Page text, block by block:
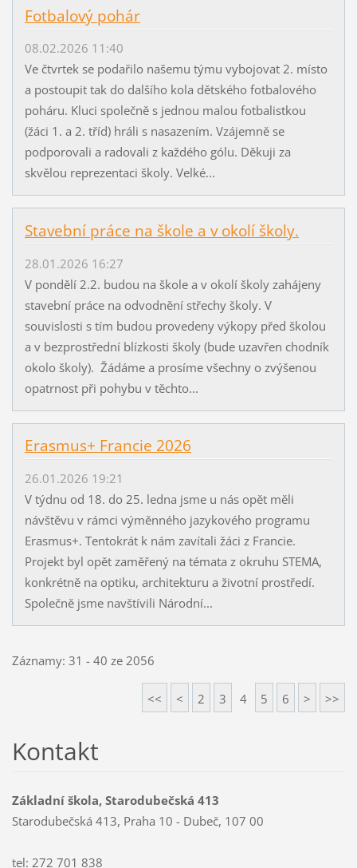
Fotbalový pohár
08.02.2026 11:40
Ve čtvrtek se podařilo našemu týmu vybojovat 2. místo
a postoupit tak do dalšího kola dětského fotbalového
poháru. Kluci společně s jednou malou fotbalistkou
(žáci 1. a 2. tříd) hráli s nasazením. Vzájemně se
podporovali a radovali z každého gólu. Děkuji za
skvělou reprezentaci školy. Velké...
Stavební práce na škole a v okolí školy.
28.01.2026 16:27
V pondělí 2.2. budou na škole a v okolí školy zahájeny
stavební práce na odvodnění střechy školy. V
souvislosti s tím budou provedeny výkopy před školou
a v bezprostřední blízkosti školy (bude uzavřen chodník
okolo školy). Žádáme a prosíme všechny o zvýšenou
opatrnost při pohybu v těchto...
Erasmus+ Francie 2026
26.01.2026 19:21
V týdnu od 18. do 25. ledna jsme u nás opět měli
návštěvu v rámci výměnného jazykového programu
Erasmus+. Tentokrát k nám zavítali žáci z Francie.
Projekt byl opět zaměřený na témata z okruhu STEMA,
konkrétně na optiku, architekturu a životní prostředí.
Společně jsme navštívili Národní...
Záznamy: 31 - 40 ze 2056
<< < 2 3 4 5 6 > >>
Kontakt
Základní škola, Starodubečská 413
Starodubečská 413, Praha 10 - Dubeč, 107 00
tel: 272 701 838